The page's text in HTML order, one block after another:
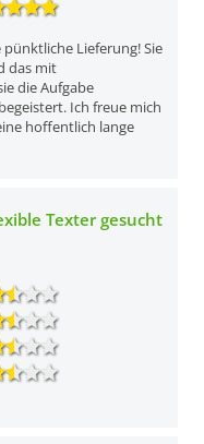
Lieferung! Sie
das mit
die Aufgabe
Ich freue mich
hoffentlich lange
Texter gesucht